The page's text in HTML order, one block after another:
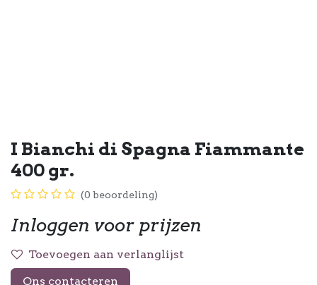
I Bianchi di Spagna Fiammante
400 gr.
(0 beoordeling)
Inloggen voor prijzen
Toevoegen aan verlanglijst
Ons contacteren